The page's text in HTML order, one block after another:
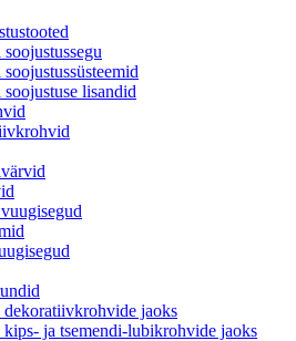
soojustussegu
soojustussüsteemid
soojustuse lisandid
jaoks
ja tsemendi-lubikrohvide jaoks